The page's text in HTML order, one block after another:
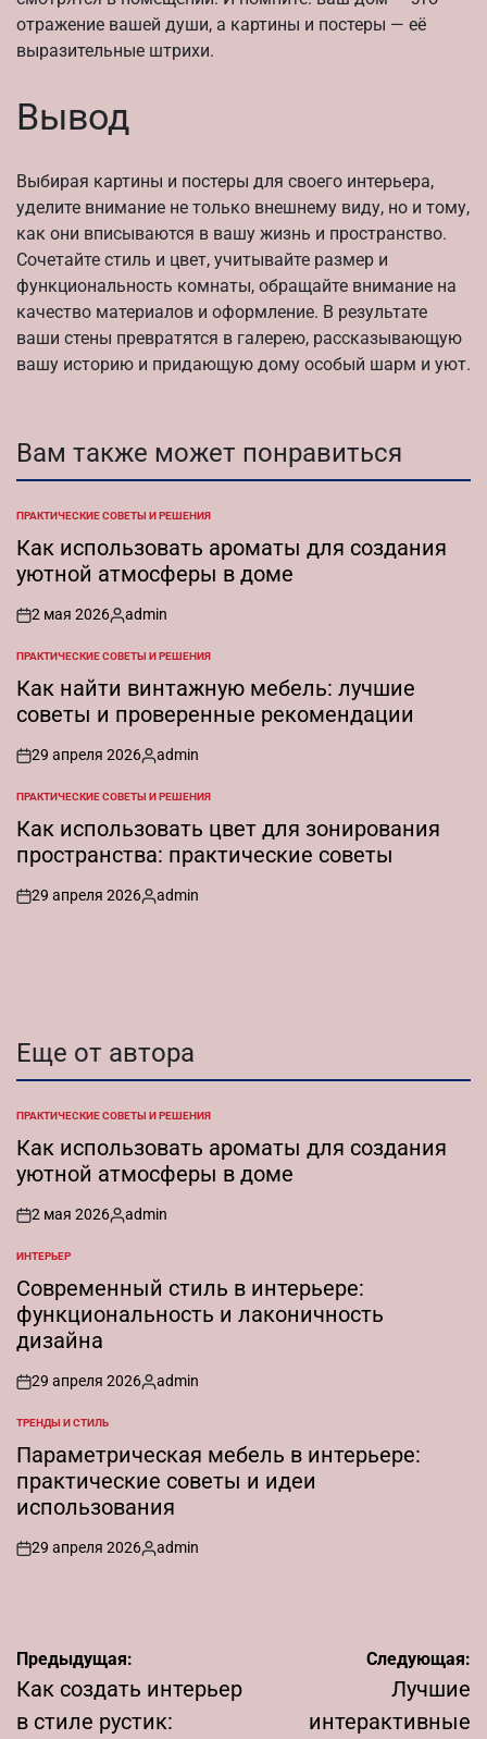
отражение вашей души, а картины и постеры — её
выразительные штрихи.
Вывод
Выбирая картины и постеры для своего интерьера,
уделите внимание не только внешнему виду, но и тому,
как они вписываются в вашу жизнь и пространство.
Сочетайте стиль и цвет, учитывайте размер и
функциональность комнаты, обращайте внимание на
качество материалов и оформление. В результате
ваши стены превратятся в галерею, рассказывающую
вашу историю и придающую дому особый шарм и уют.
Вам также может понравиться
ОПУБЛИКОВАНО
В
ПРАКТИЧЕСКИЕ СОВЕТЫ И РЕШЕНИЯ
Как использовать ароматы для создания
уютной атмосферы в доме
on
2 мая 2026
Запись
admin
ОПУБЛИКОВАНО
В
ПРАКТИЧЕСКИЕ СОВЕТЫ И РЕШЕНИЯ
Как найти винтажную мебель: лучшие
советы и проверенные рекомендации
on
29 апреля 2026
Запись
admin
ОПУБЛИКОВАНО
В
ПРАКТИЧЕСКИЕ СОВЕТЫ И РЕШЕНИЯ
Как использовать цвет для зонирования
пространства: практические советы
on
29 апреля 2026
Запись
admin
Еще от автора
ОПУБЛИКОВАНО
В
ПРАКТИЧЕСКИЕ СОВЕТЫ И РЕШЕНИЯ
Как использовать ароматы для создания
уютной атмосферы в доме
on
2 мая 2026
Запись
admin
ОПУБЛИКОВАНО
В
ИНТЕРЬЕР
Современный стиль в интерьере:
функциональность и лаконичность
дизайна
on
29 апреля 2026
Запись
admin
ОПУБЛИКОВАНО
В
ТРЕНДЫ И СТИЛЬ
Параметрическая мебель в интерьере:
практические советы и идеи
использования
on
29 апреля 2026
Запись
admin
Навигация
по
записям
Предыдущая:
Как создать интерьер
в стиле рустик:
Следующая:
Лучшие
интерактивные